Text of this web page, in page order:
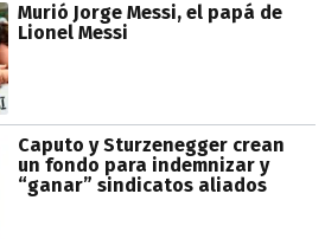
Murió Jorge Messi, el papá de
Lionel Messi
Caputo y Sturzenegger crean
un fondo para indemnizar y
“ganar” sindicatos aliados